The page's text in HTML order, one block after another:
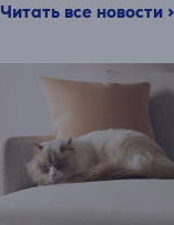
Читать все новости >